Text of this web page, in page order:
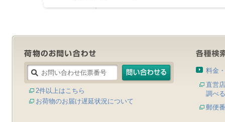
2件以上はこちら
お荷物のお届け遅延状況について
料金
直営
調べる
郵便